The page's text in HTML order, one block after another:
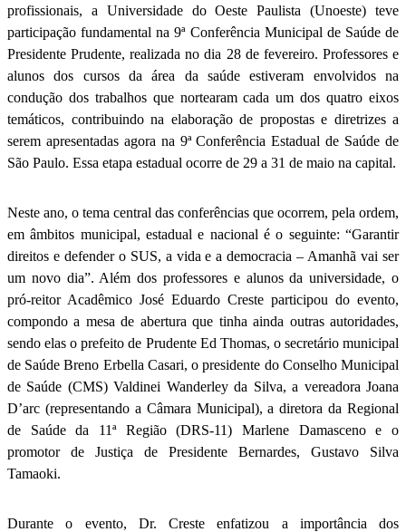
profissionais, a Universidade do Oeste Paulista (Unoeste) teve
participação fundamental na 9ª Conferência Municipal de Saúde de
Presidente Prudente, realizada no dia 28 de fevereiro. Professores e
alunos dos cursos da área da saúde estiveram envolvidos na
condução dos trabalhos que nortearam cada um dos quatro eixos
temáticos, contribuindo na elaboração de propostas e diretrizes a
serem apresentadas agora na 9ª Conferência Estadual de Saúde de
São Paulo. Essa etapa estadual ocorre de 29 a 31 de maio na capital.
Neste ano, o tema central das conferências que ocorrem, pela ordem,
em âmbitos municipal, estadual e nacional é o seguinte: “Garantir
direitos e defender o SUS, a vida e a democracia – Amanhã vai ser
um novo dia”. Além dos professores e alunos da universidade, o
pró-reitor Acadêmico José Eduardo Creste participou do evento,
compondo a mesa de abertura que tinha ainda outras autoridades,
sendo elas o prefeito de Prudente Ed Thomas, o secretário municipal
de Saúde Breno Erbella Casari, o presidente do Conselho Municipal
de Saúde (CMS) Valdinei Wanderley da Silva, a vereadora Joana
D’arc (representando a Câmara Municipal), a diretora da Regional
de Saúde da 11ª Região (DRS-11) Marlene Damasceno e o
promotor de Justiça de Presidente Bernardes, Gustavo Silva
Tamaoki.
Durante o evento, Dr. Creste enfatizou a importância dos